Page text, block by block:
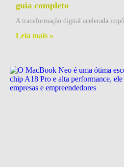
guia completo
A transformação digital acelerada
Leia mais »